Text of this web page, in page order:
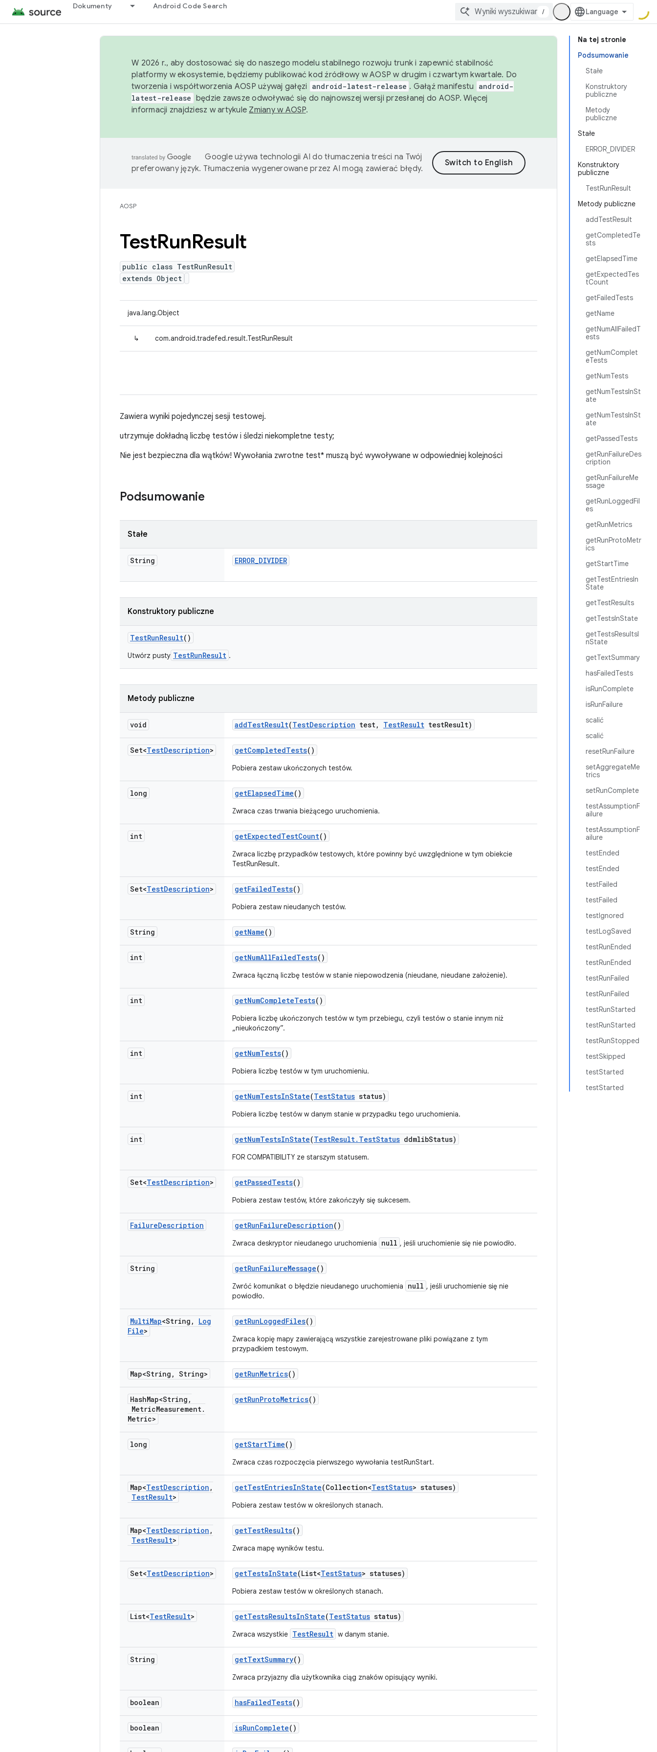
Dokumenty Android Code Search
/
Na tej stronie
Podsumowanie
Stałe
Konstruktory
publiczne
Metody
publiczne
Stałe
ERROR_DIVIDER
Konstruktory
publiczne
TestRunResult
Metody publiczne
addTestResult
getCompletedTe
sts
getElapsedTime
getExpectedTes
tCount
getFailedTests
getName
getNumAllFailedT
ests
getNumComplet
eTests
getNumTests
getNumTestsInSt
ate
getNumTestsInSt
ate
getPassedTests
getRunFailureDes
cription
getRunFailureMe
ssage
getRunLoggedFil
es
getRunMetrics
getRunProtoMetr
ics
getStartTime
getTestEntriesIn
State
getTestResults
getTestsInState
getTestsResultsI
nState
getTextSummary
hasFailedTests
isRunComplete
isRunFailure
scalić
scalić
resetRunFailure
setAggregateMe
trics
setRunComplete
testAssumptionF
ailure
testAssumptionF
ailure
testEnded
testEnded
testFailed
testFailed
testIgnored
testLogSaved
testRunEnded
testRunEnded
testRunFailed
testRunFailed
testRunStarted
testRunStarted
testRunStopped
testSkipped
testStarted
testStarted
W 2026 r., aby dostosować się do naszego modelu stabilnego rozwoju trunk i zapewnić stabilność
platformy w ekosystemie, będziemy publikować kod źródłowy w AOSP w drugim i czwartym kwartale. Do
tworzenia i współtworzenia AOSP używaj gałęzi
android-latest-release . Gałąź manifestu
android-
latest-release będzie zawsze odwoływać się do najnowszej wersji przesłanej do AOSP. Więcej
informacji znajdziesz w artykule Zmiany w AOSP.
Google używa technologii AI do tłumaczenia treści na Twój
preferowany język. Tłumaczenia wygenerowane przez AI mogą zawierać błędy.
AOSP
TestRunResult
public class TestRunResult
extends Object
java.lang.Object
↳ com.android.tradefed.result.TestRunResult
Zawiera wyniki pojedynczej sesji testowej.
utrzymuje dokładną liczbę testów i śledzi niekompletne testy;
Nie jest bezpieczna dla wątków! Wywołania zwrotne test* muszą być wywoływane w odpowiedniej kolejności
Podsumowanie
Stałe
String ERROR_DIVIDER
Konstruktory publiczne
TestRunResult()
Utwórz pusty TestRunResult .
Metody publiczne
void addTestResult(TestDescription test, TestResult testResult)
Set<TestDescription> getCompletedTests()
Pobiera zestaw ukończonych testów.
long getElapsedTime()
Zwraca czas trwania bieżącego uruchomienia.
int getExpectedTestCount()
Zwraca liczbę przypadków testowych, które powinny być uwzględnione w tym obiekcie
TestRunResult.
Set<TestDescription> getFailedTests()
Pobiera zestaw nieudanych testów.
String getName()
int getNumAllFailedTests()
Zwraca łączną liczbę testów w stanie niepowodzenia (nieudane, nieudane założenie).
int getNumCompleteTests()
Pobiera liczbę ukończonych testów w tym przebiegu, czyli testów o stanie innym niż
„nieukończony”.
int getNumTests()
Pobiera liczbę testów w tym uruchomieniu.
int getNumTestsInState(TestStatus status)
Pobiera liczbę testów w danym stanie w przypadku tego uruchomienia.
int getNumTestsInState(TestResult. TestStatus ddmlibStatus)
FOR COMPATIBILITY ze starszym statusem.
Set<TestDescription> getPassedTests()
Pobiera zestaw testów, które zakończyły się sukcesem.
FailureDescription getRunFailureDescription()
Zwraca deskryptor nieudanego uruchomienia null , jeśli uruchomienie się nie powiodło.
String getRunFailureMessage()
Zwróć komunikat o błędzie nieudanego uruchomienia null , jeśli uruchomienie się nie
powiodło.
MultiMap<String ,
Log
File>
getRunLoggedFiles()
Zwraca kopię mapy zawierającą wszystkie zarejestrowane pliki powiązane z tym
przypadkiem testowym.
Map<String , String> getRunMetrics()
HashMap<String ,
MetricMeasurement.
Metric>
getRunProtoMetrics()
long getStartTime()
Zwraca czas rozpoczęcia pierwszego wywołania testRunStart.
Map<TestDescription ,
TestResult>
getTestEntriesInState(Collection<TestStatus> statuses)
Pobiera zestaw testów w określonych stanach.
Map<TestDescription ,
TestResult>
getTestResults()
Zwraca mapę wyników testu.
Set<TestDescription> getTestsInState(List<TestStatus> statuses)
Pobiera zestaw testów w określonych stanach.
List<TestResult> getTestsResultsInState(TestStatus status)
Zwraca wszystkie TestResult w danym stanie.
String getTextSummary()
Zwraca przyjazny dla użytkownika ciąg znaków opisujący wyniki.
boolean hasFailedTests()
boolean isRunComplete()